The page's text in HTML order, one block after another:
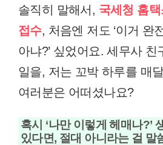
솔직히 말해서, 국세청 홈
접수, 처음엔 저도 ‘이거 완
아냐?’ 싶었어요. 세무사 친
일을, 저는 꼬박 하루를 매
여러분은 어떠셨나요?
혹시 ‘나만 이렇게 헤매나?’
있다면, 절대 아니라는 걸 말